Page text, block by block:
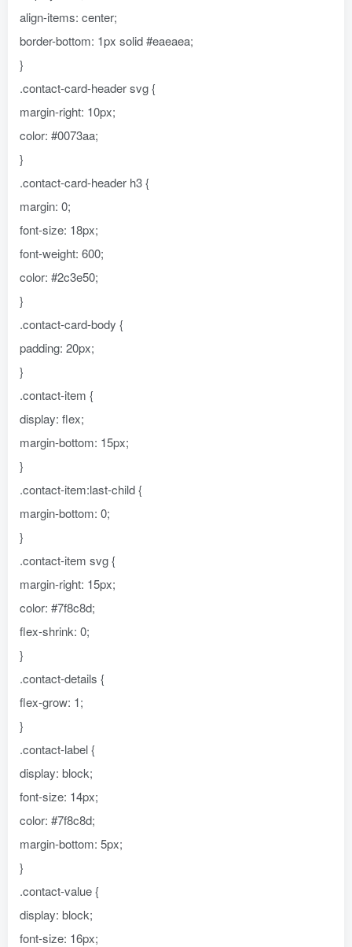
align-items: center;
border-bottom: 1px solid #eaeaea;
}
.contact-card-header svg {
margin-right: 10px;
color: #0073aa;
}
.contact-card-header h3 {
margin: 0;
font-size: 18px;
font-weight: 600;
color: #2c3e50;
}
.contact-card-body {
padding: 20px;
}
.contact-item {
display: flex;
margin-bottom: 15px;
}
.contact-item:last-child {
margin-bottom: 0;
}
.contact-item svg {
margin-right: 15px;
color: #7f8c8d;
flex-shrink: 0;
}
.contact-details {
flex-grow: 1;
}
.contact-label {
display: block;
font-size: 14px;
color: #7f8c8d;
margin-bottom: 5px;
}
.contact-value {
display: block;
font-size: 16px;